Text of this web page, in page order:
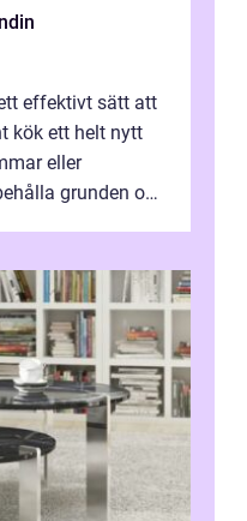
effektivt sätt att
kök ett helt nytt
eller
grunden och